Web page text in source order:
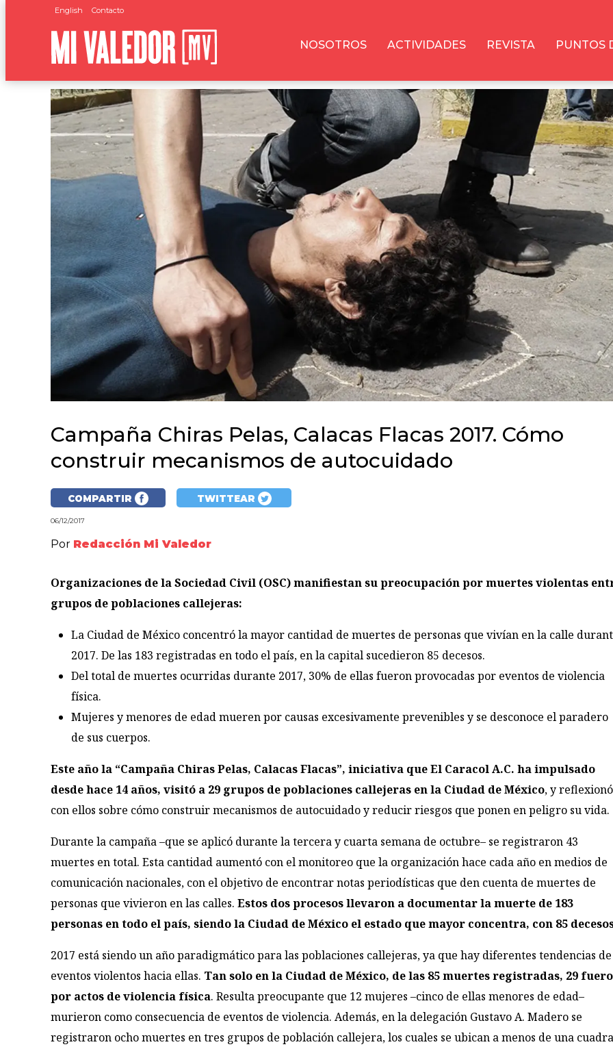
English Contacto
NOSOTROS ACTIVIDADES REVISTA PUNTOS
Campaña Chiras Pelas, Calacas Flacas 2017. Cómo
construir mecanismos de autocuidado
COMPARTIR TWITTEAR
06/12/2017
Por Redacción Mi Valedor
Organizaciones de la Sociedad Civil (OSC) manifiestan su preocupación por muertes violentas
grupos de poblaciones callejeras:
La Ciudad de México concentró la mayor cantidad de muertes de personas que vivían en la calle
2017. De las 183 registradas en todo el país, en la capital sucedieron 85 decesos.
Del total de muertes ocurridas durante 2017, 30% de ellas fueron provocadas por eventos de violencia
física.
Mujeres y menores de edad mueren por causas excesivamente prevenibles y se desconoce el paradero
de sus cuerpos.
Este año la “Campaña Chiras Pelas, Calacas Flacas”, iniciativa que El Caracol A.C. ha impulsado
desde hace 14 años, visitó a 29 grupos de poblaciones callejeras en la Ciudad de México, y reflexionó
con ellos sobre cómo construir mecanismos de autocuidado y reducir riesgos que ponen en peligro su vida.
Durante la campaña –que se aplicó durante la tercera y cuarta semana de octubre– se registraron 43
muertes en total. Esta cantidad aumentó con el monitoreo que la organización hace cada año en medios de
comunicación nacionales, con el objetivo de encontrar notas periodísticas que den cuenta de muertes de
personas que vivieron en las calles.Estos dos procesos llevaron a documentar la muerte de 183
personas en todo el país, siendo la Ciudad de México el estado que mayor concentra, con 85
2017 está siendo un año paradigmático para las poblaciones callejeras, ya que hay diferentes tendencias de
eventos violentos hacia ellas. Tan solo en la Ciudad de México, de las 85 muertes registradas, 29
por actos de violencia física. Resulta preocupante que 12 mujeres –cinco de ellas menores de edad–
murieron como consecuencia de eventos de violencia. Además, en la delegación Gustavo A. Madero se
registraron ocho muertes en tres grupos de población callejera, los cuales se ubican a menos de una